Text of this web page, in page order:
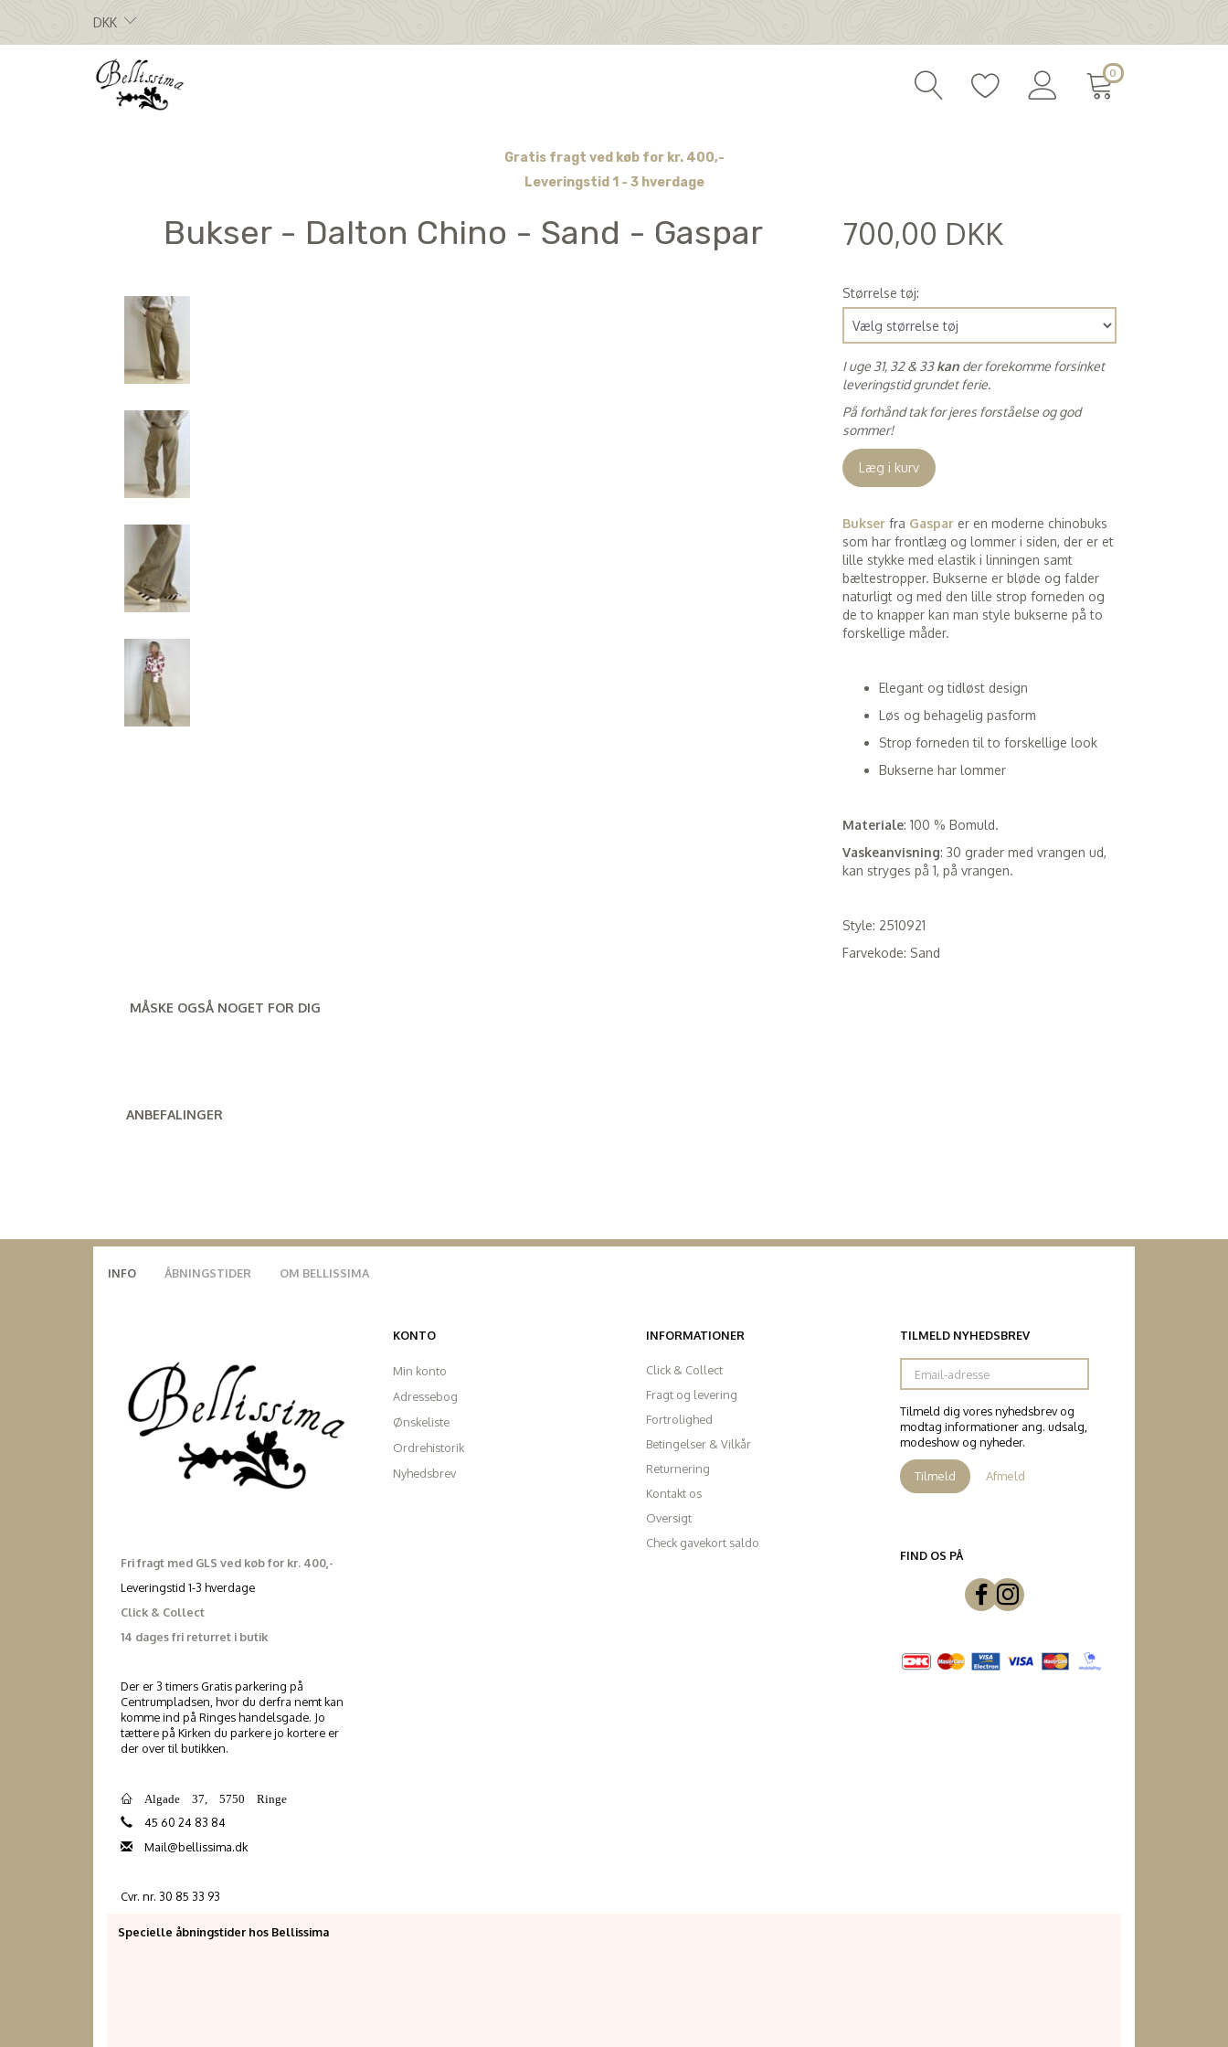
DKK
0
Gratis fragt ved køb for kr. 400,-
Leveringstid 1 - 3 hverdage
Bukser - Dalton Chino - Sand - Gaspar 700,00 DKK
Størrelse tøj:
I uge 31, 32 & 33kan der forekomme forsinket
leveringstid grundet ferie.
På forhånd tak for jeres forståelse og god
sommer!
Læg i kurv
Bukser fra Gaspar er en moderne chinobuks
som har frontlæg og lommer i siden, der er et
lille stykke med elastik i linningen samt
bæltestropper. Bukserne er bløde og falder
naturligt og med den lille strop forneden og
de to knapper kan man style bukserne på to
forskellige måder.
Elegant og tidløst design
Løs og behagelig pasform
Strop forneden til to forskellige look
Bukserne har lommer
Materiale: 100 % Bomuld.
Vaskeanvisning: 30 grader med vrangen ud,
kan stryges på 1, på vrangen.
Style: 2510921
Farvekode: Sand
MÅSKE OGSÅ NOGET FOR DIG
ANBEFALINGER
INFO ÅBNINGSTIDER OM BELLISSIMA
Fri fragt med GLS ved køb for kr. 400,-
Leveringstid 1-3 hverdage
Click & Collect
14 dages fri returret i butik
Der er 3 timers Gratis parkering på
Centrumpladsen, hvor du derfra nemt kan
komme ind på Ringes handelsgade. Jo
tættere på Kirken du parkere jo kortere er
der over til butikken.
Algade 37, 5750 Ringe
45 60 24 83 84
Mail@bellissima.dk
Cvr. nr. 30 85 33 93
KONTO
Min konto
Adressebog
Ønskeliste
Ordrehistorik
Nyhedsbrev
INFORMATIONER
Click & Collect
Fragt og levering
Fortrolighed
Betingelser & Vilkår
Returnering
Kontakt os
Oversigt
Check gavekort saldo
TILMELD NYHEDSBREV
Email-
adresse
Tilmeld dig vores nyhedsbrev og
modtag informationer ang. udsalg,
modeshow og nyheder.
Tilmeld Afmeld
FIND OS PÅ
Specielle åbningstider hos Bellissima